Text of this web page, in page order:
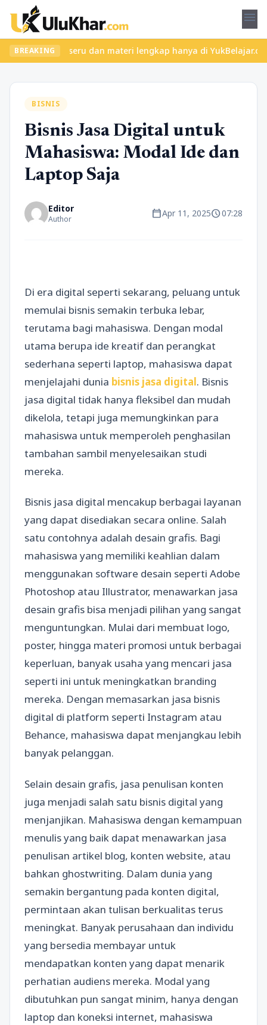
menu
BREAKING
kelas seru dan materi lengkap hanya di YukBelajar.com.
BISNIS
Bisnis Jasa Digital untuk
Mahasiswa: Modal Ide dan
Laptop Saja
Editor
Author calendar_todayApr 11, 2025schedule07:28
Di era digital seperti sekarang, peluang untuk
memulai bisnis semakin terbuka lebar,
terutama bagi mahasiswa. Dengan modal
utama berupa ide kreatif dan perangkat
sederhana seperti laptop, mahasiswa dapat
menjelajahi dunia bisnis jasa digital. Bisnis
jasa digital tidak hanya fleksibel dan mudah
dikelola, tetapi juga memungkinkan para
mahasiswa untuk memperoleh penghasilan
tambahan sambil menyelesaikan studi
mereka.
Bisnis jasa digital mencakup berbagai layanan
yang dapat disediakan secara online. Salah
satu contohnya adalah desain grafis. Bagi
mahasiswa yang memiliki keahlian dalam
menggunakan software desain seperti Adobe
Photoshop atau Illustrator, menawarkan jasa
desain grafis bisa menjadi pilihan yang sangat
menguntungkan. Mulai dari membuat logo,
poster, hingga materi promosi untuk berbagai
keperluan, banyak usaha yang mencari jasa
seperti ini untuk meningkatkan branding
mereka. Dengan memasarkan jasa bisnis
digital di platform seperti Instagram atau
Behance, mahasiswa dapat menjangkau lebih
banyak pelanggan.
Selain desain grafis, jasa penulisan konten
juga menjadi salah satu bisnis digital yang
menjanjikan. Mahasiswa dengan kemampuan
menulis yang baik dapat menawarkan jasa
penulisan artikel blog, konten website, atau
bahkan ghostwriting. Dalam dunia yang
semakin bergantung pada konten digital,
permintaan akan tulisan berkualitas terus
meningkat. Banyak perusahaan dan individu
yang bersedia membayar untuk
mendapatkan konten yang dapat menarik
perhatian audiens mereka. Modal yang
dibutuhkan pun sangat minim, hanya dengan
laptop dan koneksi internet, mahasiswa